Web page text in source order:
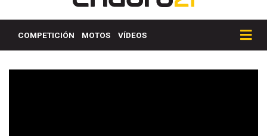
COMPETICIÓN MOTOS VÍDEOS